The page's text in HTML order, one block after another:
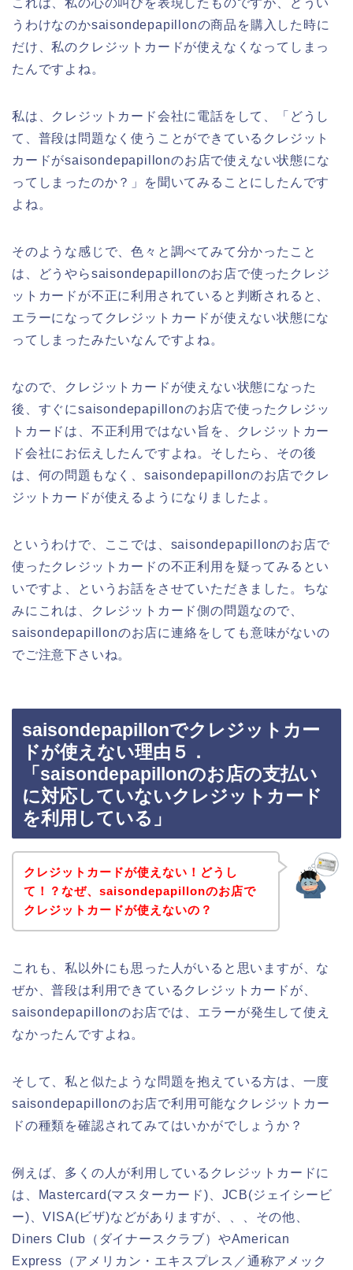
うわけなのかsaisondepapillonの商品を購入した時に
だけ、私のクレジットカードが使えなくなってしまっ
たんですよね。
私は、クレジットカード会社に電話をして、「どうし
て、普段は問題なく使うことができているクレジット
カードがsaisondepapillonのお店で使えない状態にな
ってしまったのか？」を聞いてみることにしたんです
よね。
そのような感じで、色々と調べてみて分かったこと
は、どうやらsaisondepapillonのお店で使ったクレジ
ットカードが不正に利用されていると判断されると、
エラーになってクレジットカードが使えない状態にな
ってしまったみたいなんですよね。
なので、クレジットカードが使えない状態になった
後、すぐにsaisondepapillonのお店で使ったクレジッ
トカードは、不正利用ではない旨を、クレジットカー
ド会社にお伝えしたんですよね。そしたら、その後
は、何の問題もなく、saisondepapillonのお店でクレ
ジットカードが使えるようになりましたよ。
というわけで、ここでは、saisondepapillonのお店で
使ったクレジットカードの不正利用を疑ってみるとい
いですよ、というお話をさせていただきました。ちな
みにこれは、クレジットカード側の問題なので、
saisondepapillonのお店に連絡をしても意味がないの
でご注意下さいね。
saisondepapillonでクレジットカー
ドが使えない理由５．
「saisondepapillonのお店の支払い
に対応していないクレジットカード
を利用している」
クレジットカードが使えない！どうし
て！？なぜ、saisondepapillonのお店で
クレジットカードが使えないの？
これも、私以外にも思った人がいると思いますが、な
ぜか、普段は利用できているクレジットカードが、
saisondepapillonのお店では、エラーが発生して使え
なかったんですよね。
そして、私と似たような問題を抱えている方は、一度
saisondepapillonのお店で利用可能なクレジットカー
ドの種類を確認されてみてはいかがでしょうか？
例えば、多くの人が利用しているクレジットカードに
は、Mastercard(マスターカード)、JCB(ジェイシービ
ー)、VISA(ビザ)などがありますが、、、その他、
Diners Club（ダイナースクラブ）やAmerican
Express（アメリカン・エキスプレス／通称アメック